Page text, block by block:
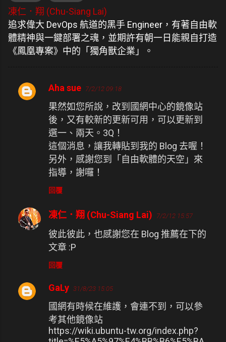
凍仁．翔 (Chu-Siang Lai)
追求偉大 DevOps 航道的黑手 Engineer，有著自由軟
體精神與一鍵部署之魂，並期許有朝一日能親自打造
《鳳凰專案》中的「獨角獸企業」。
留
Aha sue 7/2/12 09:18
果然如您所說，改到國網中心的鏡像站
後，又有較新的更新可用，可以更新到
選一、兩天。3Q！
這個消息，讓我轉貼到我的 Blog 去喔！
另外，感謝您到「自由軟體的天空」來
指導，謝囉！
回覆
凍仁．翔 (Chu-Siang Lai) 7/2/12 15:57
彼此彼此，也感謝您在 Blog 推薦在下的
文章 :P
回覆
GaLy 31/8/23 15:05
國網有時候在維護，會連不到，可以參
考其他鏡像站
https://wiki.ubuntu-tw.org/index.php?